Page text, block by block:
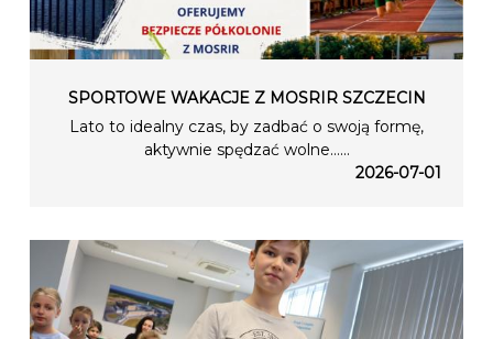
SPORTOWE WAKACJE Z MOSRIR SZCZECIN
Lato to idealny czas, by zadbać o swoją formę,
aktywnie spędzać wolne…...
2026-07-01